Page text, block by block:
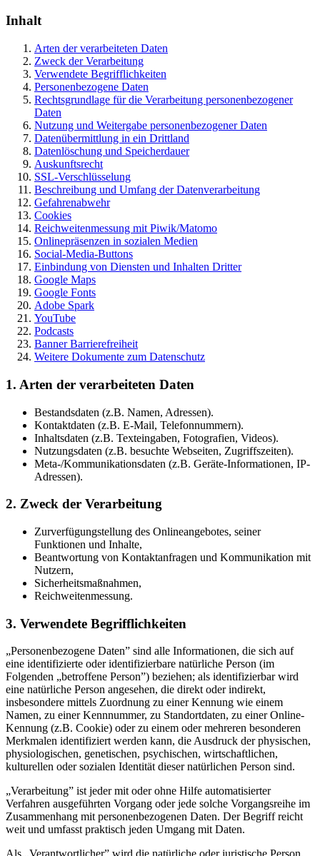
Inhalt
Arten der verarbeiteten Daten
Zweck der Verarbeitung
Verwendete Begrifflichkeiten
Personenbezogene Daten
Rechtsgrundlage für die Verarbeitung personenbezogener
Daten
Nutzung und Weitergabe personenbezogener Daten
Datenübermittlung in ein Drittland
Datenlöschung und Speicherdauer
Auskunftsrecht
SSL-Verschlüsselung
Beschreibung und Umfang der Datenverarbeitung
Gefahrenabwehr
Cookies
Reichweitenmessung mit Piwik/Matomo
Onlinepräsenzen in sozialen Medien
Social-Media-Buttons
Einbindung von Diensten und Inhalten Dritter
Google Maps
Google Fonts
Adobe Spark
YouTube
Podcasts
Banner Barrierefreiheit
Weitere Dokumente zum Datenschutz
1. Arten der verarbeiteten Daten
Bestandsdaten (z.B. Namen, Adressen).
Kontaktdaten (z.B. E-Mail, Telefonnummern).
Inhaltsdaten (z.B. Texteingaben, Fotografien, Videos).
Nutzungsdaten (z.B. besuchte Webseiten, Zugriffszeiten).
Meta-/Kommunikationsdaten (z.B. Geräte-Informationen, IP-
Adressen).
2. Zweck der Verarbeitung
Zurverfügungstellung des Onlineangebotes, seiner
Funktionen und Inhalte,
Beantwortung von Kontaktanfragen und Kommunikation mit
Nutzern,
Sicherheitsmaßnahmen,
Reichweitenmessung.
3. Verwendete Begrifflichkeiten
„Personenbezogene Daten” sind alle Informationen, die sich auf
eine identifizierte oder identifizierbare natürliche Person (im
Folgenden „betroffene Person”) beziehen; als identifizierbar wird
eine natürliche Person angesehen, die direkt oder indirekt,
insbesondere mittels Zuordnung zu einer Kennung wie einem
Namen, zu einer Kennnummer, zu Standortdaten, zu einer Online-
Kennung (z.B. Cookie) oder zu einem oder mehreren besonderen
Merkmalen identifiziert werden kann, die Ausdruck der physischen,
physiologischen, genetischen, psychischen, wirtschaftlichen,
kulturellen oder sozialen Identität dieser natürlichen Person sind.
„Verarbeitung” ist jeder mit oder ohne Hilfe automatisierter
Verfahren ausgeführten Vorgang oder jede solche Vorgangsreihe im
Zusammenhang mit personenbezogenen Daten. Der Begriff reicht
weit und umfasst praktisch jeden Umgang mit Daten.